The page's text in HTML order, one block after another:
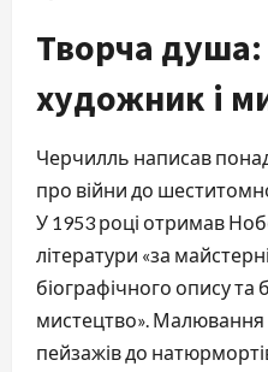
Творча
художник і
Черчилль написав
про війни до
У 1953 році отримав
літератури «за
біографічного опису та
мистецтво». Малювання
пейзажів до